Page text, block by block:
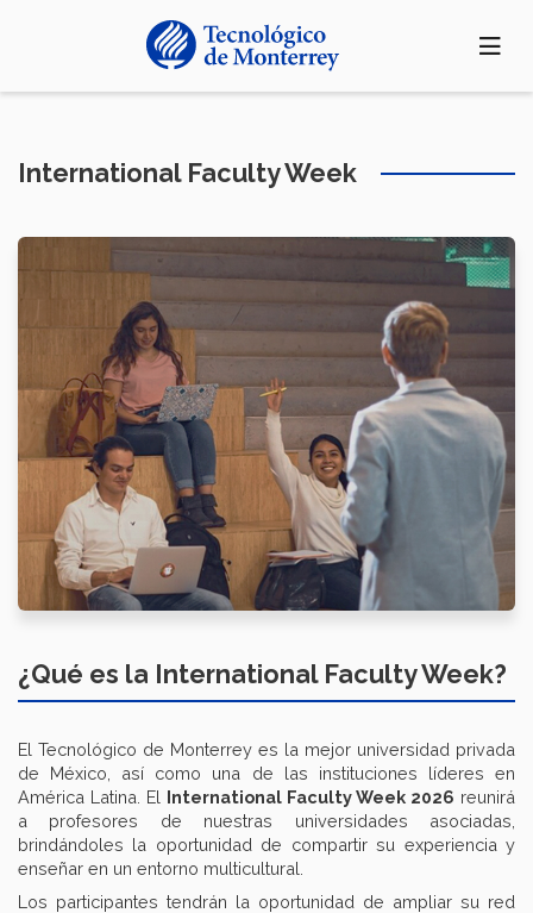
International Faculty Week
¿Qué es la International Faculty Week?
El Tecnológico de Monterrey es la mejor universidad privada
de México, así como una de las instituciones líderes en
América Latina. El International Faculty Week 2026 reunirá
a profesores de nuestras universidades asociadas,
brindándoles la oportunidad de compartir su experiencia y
enseñar en un entorno multicultural.
Los participantes tendrán la oportunidad de ampliar su red